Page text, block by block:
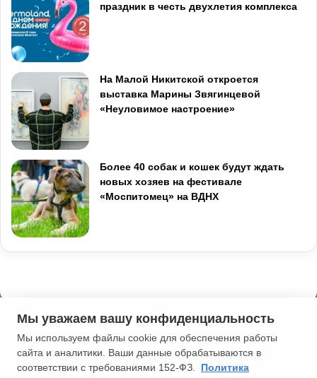
праздник в честь двухлетия комплекса
На Малой Никитской откроется
выставка Марины Звягинцевой
«Неуловимое настроение»
Более 40 собак и кошек будут ждать
новых хозяев на фестивале
«Моспитомец» на ВДНХ
2013-2026 Типичная Москва. 16+. Мнение редакции может не
Мы уважаем вашу конфиденциальность
Мы используем файлы cookie для обеспечения работы
сайта и аналитики. Ваши данные обрабатываются в
соответствии с требованиями 152-ФЗ.
Политика